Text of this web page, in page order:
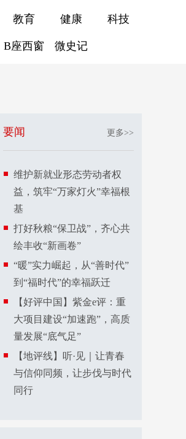
教育 健康 科技
B座西窗 微史记
要闻 更多>>
维护新就业形态劳动者权
益，筑牢“万家灯火”幸福根
基
打好秋粮“保卫战”，齐心共
绘丰收“新画卷”
“暖”实力崛起，从“善时代”
到“福时代”的幸福跃迁
【好评中国】紫金e评：重
大项目建设“加速跑”，高质
量发展“底气足”
【地评线】听·见｜让青春
与信仰同频，让步伐与时代
同行